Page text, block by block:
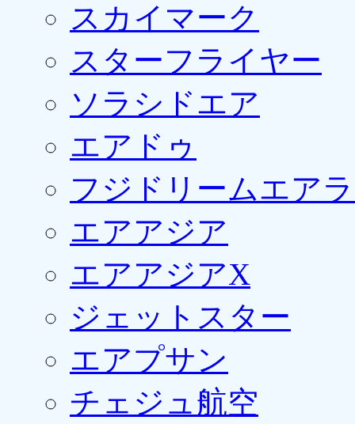
スカイマーク
スターフライヤー
ソラシドエア
エアドゥ
フジドリームエア
エアアジア
エアアジアX
ジェットスター
エアプサン
チェジュ航空